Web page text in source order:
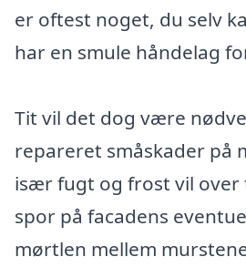
er oftest noget, du selv
har en smule håndelag
Tit vil det dog være
repareret småskader på
især fugt og frost vil
spor på facadens
mørtlen mellem